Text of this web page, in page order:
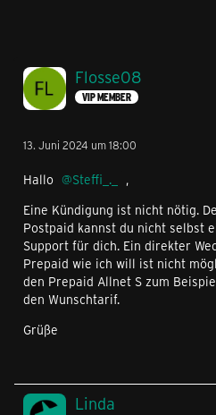
Flosse08
VIP MEMBER
13. Juni 2024 um 18:00
Hallo Steffi_._
,
Eine Kündigung ist nicht nötig.
Postpaid kannst du nicht selbst
Support für dich. Ein direkter
Prepaid wie ich will ist nicht
den Prepaid Allnet S zum
den Wunschtarif.
Grüße
Linda